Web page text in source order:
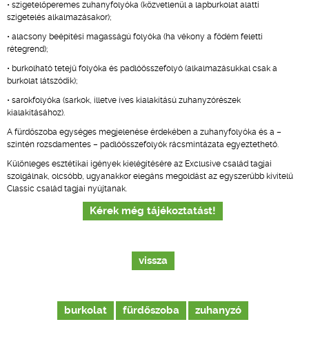
• szigetelőperemes zuhanyfolyóka (közvetlenül a lapburkolat alatti
szigetelés alkalmazásakor);
• alacsony beépítési magasságú folyóka (ha vékony a födém feletti
rétegrend);
• burkolható tetejű folyóka és padlóösszefolyó (alkalmazásukkal csak a
burkolat látszódik);
• sarokfolyóka (sarkok, illetve íves kialakítású zuhanyzórészek
kialakításához).
A fürdőszoba egységes megjelenése érdekében a zuhanyfolyóka és a –
szintén rozsdamentes – padlóösszefolyók rácsmintázata egyeztethető.
Különleges esztétikai igények kielégítésére az Exclusive család tagjai
szolgálnak, olcsóbb, ugyanakkor elegáns megoldást az egyszerűbb kivitelű
Classic család tagjai nyújtanak.
Kérek még tájékoztatást!
vissza
burkolat fürdőszoba zuhanyzó